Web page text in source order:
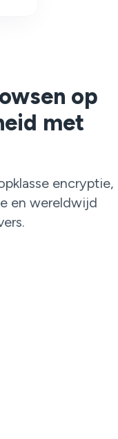
op
met
encryptie,
en wereldwijd